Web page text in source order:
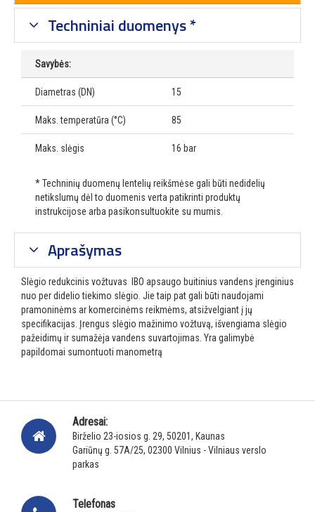
Techniniai duomenys *
Savybės:
Diametras (DN) 15
Maks. temperatūra (°C) 85
Maks. slėgis 16 bar
* Techninių duomenų lentelių reikšmėse gali būti nedidelių
netikslumų dėl to duomenis verta patikrinti produktų
instrukcijose arba pasikonsultuokite su mumis.
Aprašymas
Slėgio redukcinis vožtuvas IBO apsaugo buitinius vandens įrenginius
nuo per didelio tiekimo slėgio. Jie taip pat gali būti naudojami
pramoninėms ar komercinėms reikmėms, atsižvelgiant į jų
specifikacijas. Įrengus slėgio mažinimo vožtuvą, išvengiama slėgio
pažeidimų ir sumažėja vandens suvartojimas. Yra galimybė
papildomai sumontuoti manometrą
Adresai:
Birželio 23-iosios g. 29, 50201, Kaunas
Gariūnų g. 57A/25, 02300 Vilnius - Vilniaus verslo
parkas
Telefonas